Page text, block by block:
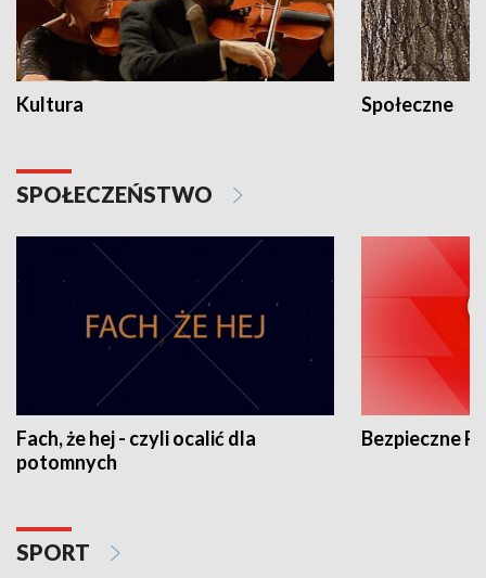
Kultura Społeczne
SPOŁECZEŃSTWO
Fach, że hej - czyli ocalić dla
potomnych
Bezpieczne
SPORT